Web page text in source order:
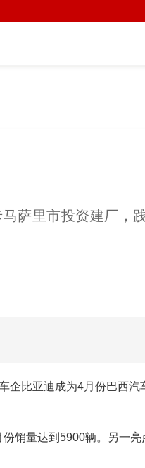
里市投资建厂，
企比亚迪成为4月份巴西
销量达到5900辆。另一